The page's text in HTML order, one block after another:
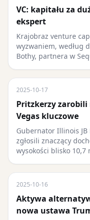
VC: kapitału za
ekspert
Krajobraz venture
wyzwaniem, według
Bothy, partnera w
2025-10-17
Pritzkerzy
Vegas kluczowe
Gubernator Illinois
zgłosili znaczący
wysokości blisko 10,7
2025-10-16
Aktywa
nowa ustawa